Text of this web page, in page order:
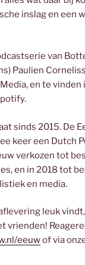
inslag en een
van
Paulien
en te vinden
sinds 2015. De
keer een Dutch
verkozen tot
en in 2018 tot
en media.
leuk
vrienden!
eeuwof via